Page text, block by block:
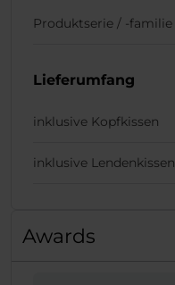
Produktserie / -familie
Lieferumfang
inklusive Kopfkissen
inklusive Lendenkissen
Awards